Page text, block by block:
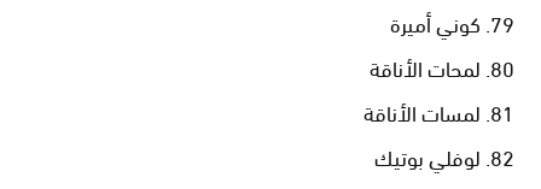
كوني أميرة
لمحات الأناقة
لمسات الأناقة
لوفلي بوتيك